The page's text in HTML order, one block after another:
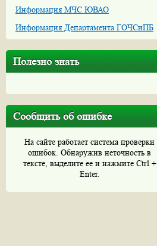
Информация МЧС ЮВАО
Информация Департамента ГОЧСиПБ
Полезно знать
Сообщить об ошибке
На сайте работает система проверки
ошибок. Обнаружив неточность в
тексте, выделите ее и нажмите Ctrl +
Enter.